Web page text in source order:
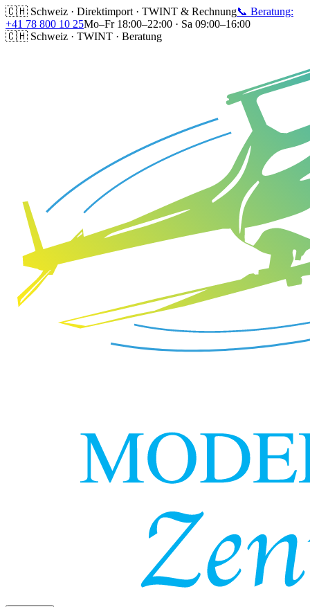
🇨🇭 Schweiz · Direktimport · TWINT & Rechnung📞 Beratung:
+41 78 800 10 25Mo–Fr 18:00–22:00 · Sa 09:00–16:00
🇨🇭 Schweiz · TWINT · Beratung